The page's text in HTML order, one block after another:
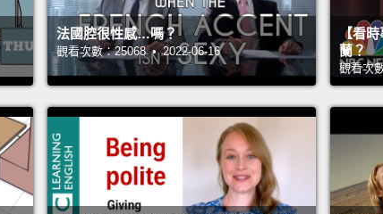
主持人：John Drummond
來賓：Kara
翻譯：Stephanie
法國腔很性感…嗎？
觀看次數：25068 • 2022-06-16
【看
蘭？
觀看次